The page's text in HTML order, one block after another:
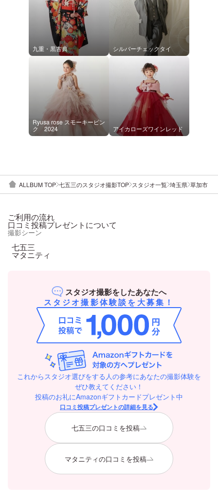
九重・黒古典 シルバーチェックタイ
Ryusa rose スモーキーピン
ク 2024
アイカローズワインレッド
ALLBUM TOP 七五三のスタジオ撮影TOP スタジオ一覧 埼玉県 草加市
ご利用の流れ
口コミ投稿プレゼントについて
撮影シーン
七五三
マタニティ
スタジオ撮影をしたあなたへ
スタジオ撮影体験談を大募集！
これからスタジオ選びをする人の参考にあなたの撮影体験を
ぜひ教えてください！
投稿のお礼にAmazonギフトカードプレゼント中
口コミ投稿プレゼントの詳細を見る
七五三の口コミを投稿
マタニティの口コミを投稿